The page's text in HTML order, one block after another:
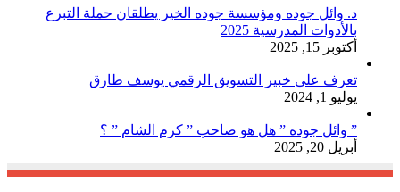
د. وائل جوده ومؤسسة جوده الخير يطلقان حملة التبرع
بالأدوات المدرسية 2025
أكتوبر 15, 2025
تعرف على خبير التسويق الرقمي يوسف طارق
يوليو 1, 2024
” وائل جوده ” هل هو صاحب ” كرم الشام ” ؟
أبريل 20, 2025